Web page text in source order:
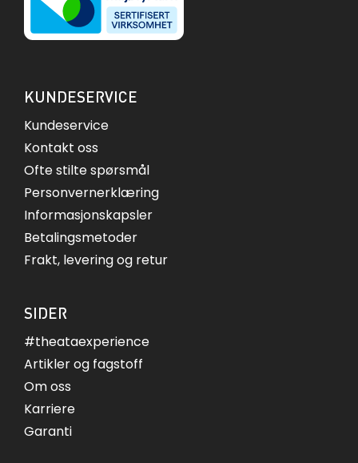
KUNDESERVICE
Kundeservice
Kontakt oss
Ofte stilte spørsmål
Personvernerklæring
Informasjonskapsler
Betalingsmetoder
Frakt, levering og retur
SIDER
#theataexperience
Artikler og fagstoff
Om oss
Karriere
Garanti